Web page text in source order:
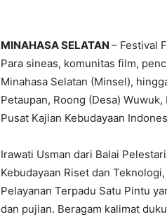
MINAHASA SELATAN – Festival
Para sineas, komunitas film,
Minahasa Selatan (Minsel),
Petaupan, Roong (Desa)
Pusat Kajian Kebudayaan
Irawati Usman dari Balai
Kebudayaan Riset dan
Pelayanan Terpadu Satu Pintu
dan pujian. Beragam kalimat